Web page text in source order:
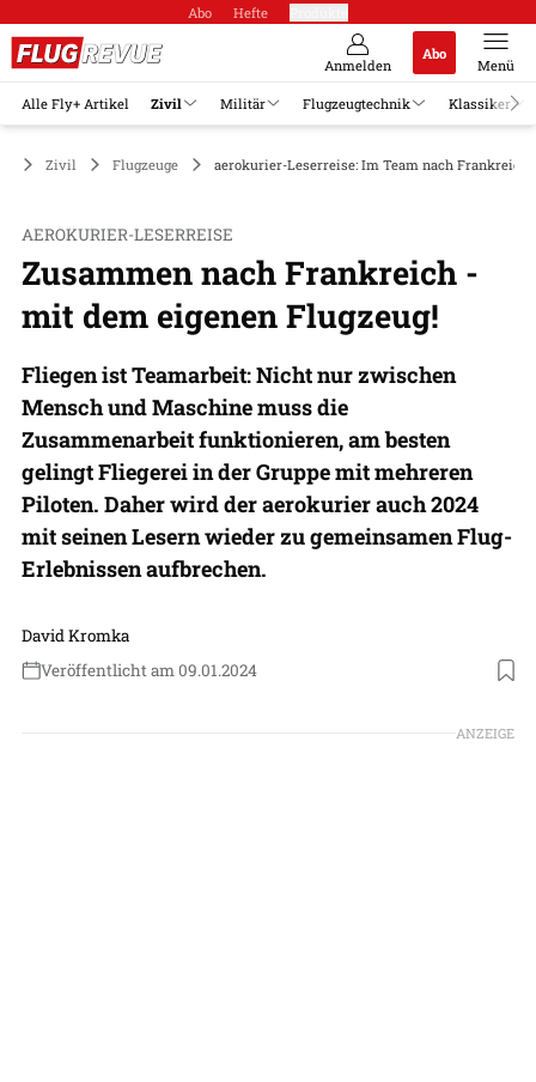
Abo Hefte
Anmelden
Abo
Menü
Alle Fly+ Artikel Zivil Militär Flugzeugtechnik Klassiker
Zivil Flugzeuge aerokurier-Leserreise: Im Team nach Frankreich
AEROKURIER-LESERREISE
Zusammen nach Frankreich -
mit dem eigenen Flugzeug!
Fliegen ist Teamarbeit: Nicht nur zwischen
Mensch und Maschine muss die
Zusammenarbeit funktionieren, am besten
gelingt Fliegerei in der Gruppe mit mehreren
Piloten. Daher wird der aerokurier auch 2024
mit seinen Lesern wieder zu gemeinsamen Flug-
Erlebnissen aufbrechen.
David Kromka
Veröffentlicht am 09.01.2024
Foto: Patrick Holland-Moritz
ANZEIGE